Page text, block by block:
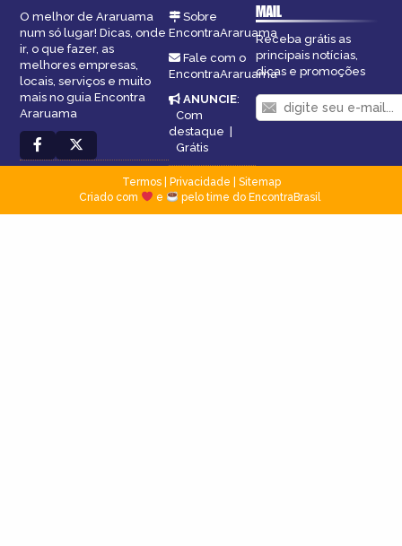
O melhor de Araruama
num só lugar! Dicas, onde
ir, o que fazer, as
melhores empresas,
locais, serviços e muito
mais no guia Encontra
Araruama
Sobre
EncontraAraruama
Fale com o
EncontraAraruama
ANUNCIE:
Com
destaque |
Grátis
MAIL
Receba grátis as
principais notícias,
dicas e promoções
Termos| Privacidade
Sitemap
Criado com
e pelo time do EncontraBrasil